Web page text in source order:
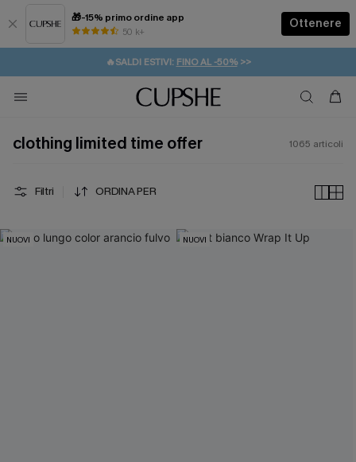
🎁-15% primo ordine app
50 k+
Ottenere
⚡️-15% SUGLI ESSENZIALI DA VACANZA | ACQUISTA
🔥SALDI ESTIVI: FINO AL -50%>>
🚚SPEDIZIONE GRATUITA DA 49€
💌REGALO PER I NUOVI: 20% DI SCONTO*
clothing limited time offer 1065 articoli
Filtri ORDINA PER
NUOVI NUOVI